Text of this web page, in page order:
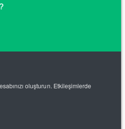
oluşturun. Etkileşimlerde